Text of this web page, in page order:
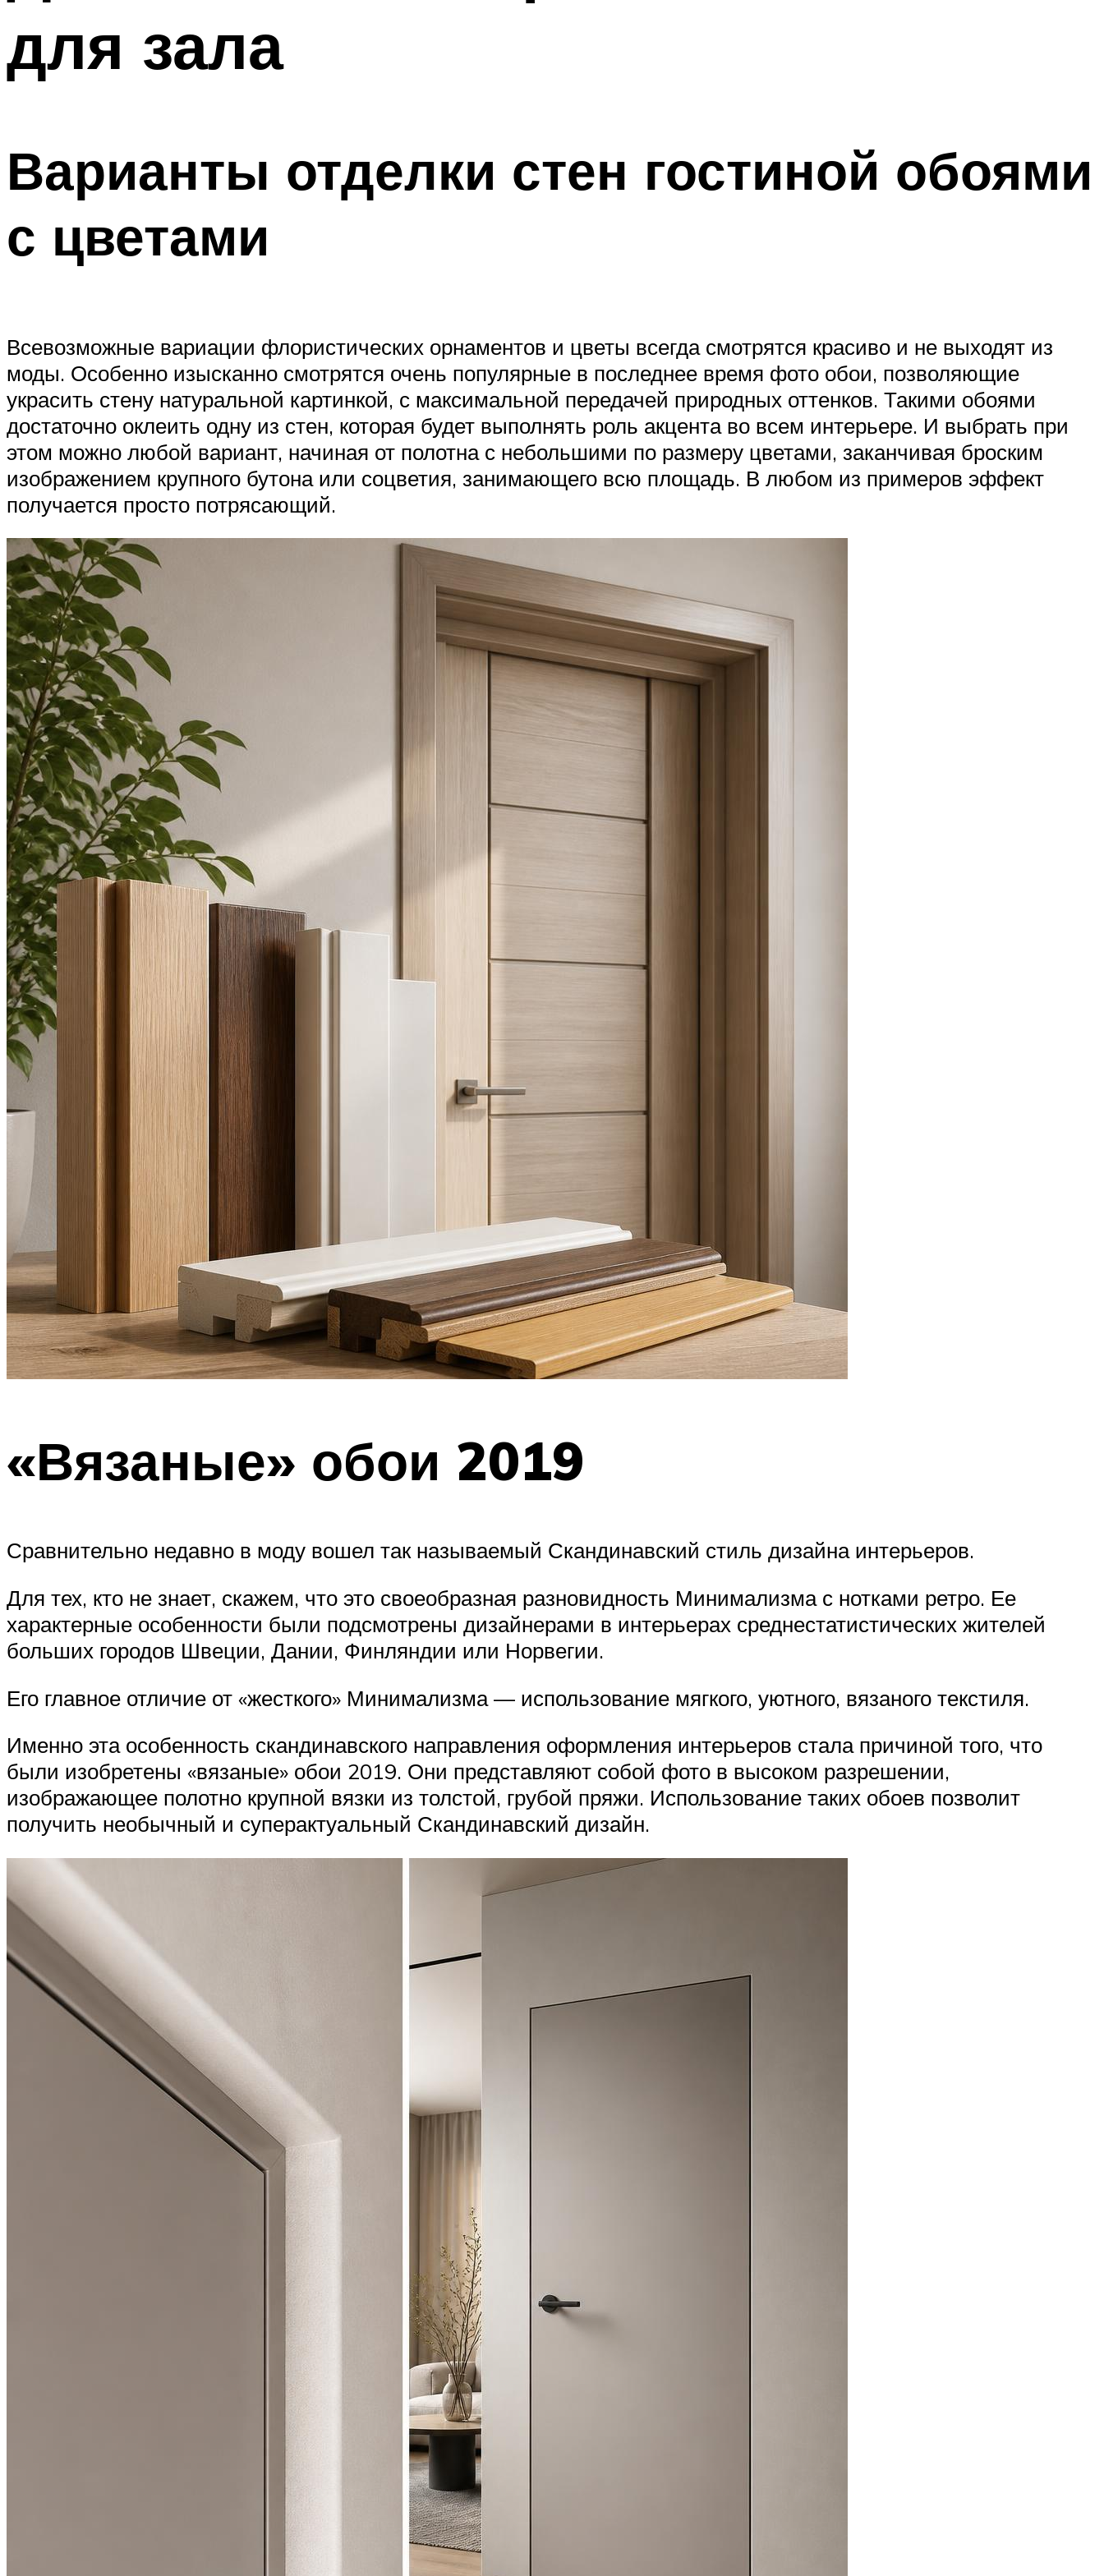
для зала
Варианты отделки стен гостиной обоями
с цветами
Всевозможные вариации флористических орнаментов и цветы всегда смотрятся красиво и не выходят из
моды. Особенно изысканно смотрятся очень популярные в последнее время фото обои, позволяющие
украсить стену натуральной картинкой, с максимальной передачей природных оттенков. Такими обоями
достаточно оклеить одну из стен, которая будет выполнять роль акцента во всем интерьере. И выбрать при
этом можно любой вариант, начиная от полотна с небольшими по размеру цветами, заканчивая броским
изображением крупного бутона или соцветия, занимающего всю площадь. В любом из примеров эффект
получается просто потрясающий.
«Вязаные» обои 2019
Сравнительно недавно в моду вошел так называемый Скандинавский стиль дизайна интерьеров.
Для тех, кто не знает, скажем, что это своеобразная разновидность Минимализма с нотками ретро. Ее
характерные особенности были подсмотрены дизайнерами в интерьерах среднестатистических жителей
больших городов Швеции, Дании, Финляндии или Норвегии.
Его главное отличие от «жесткого» Минимализма — использование мягкого, уютного, вязаного текстиля.
Именно эта особенность скандинавского направления оформления интерьеров стала причиной того, что
были изобретены «вязаные» обои 2019. Они представляют собой фото в высоком разрешении,
изображающее полотно крупной вязки из толстой, грубой пряжи. Использование таких обоев позволит
получить необычный и суперактуальный Скандинавский дизайн.